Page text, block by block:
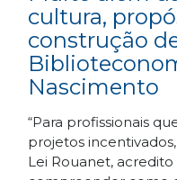
cultura,
construção
Nascimento
“Para profissionais
projetos
Lei Rouanet,